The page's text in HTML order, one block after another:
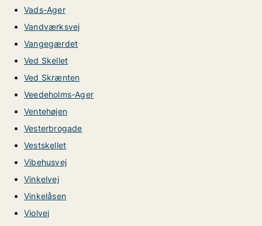
Vads-Ager
Vandværksvej
Vangegærdet
Ved Skellet
Ved Skrænten
Veedeholms-Ager
Ventehøjen
Vesterbrogade
Vestskellet
Vibehusvej
Vinkelvej
Vinkelåsen
Violvej